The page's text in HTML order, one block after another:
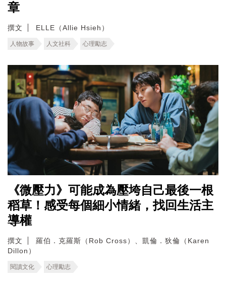
章
撰文 ELLE（Allie Hsieh）
人物故事 人文社科 心理勵志
《微壓力》可能成為壓垮自己最後一根
稻草！感受每個細小情緒，找回生活主
導權
撰文
羅伯．克羅斯（Rob Cross）、凱倫．狄倫（Karen
Dillon）
閱讀文化 心理勵志